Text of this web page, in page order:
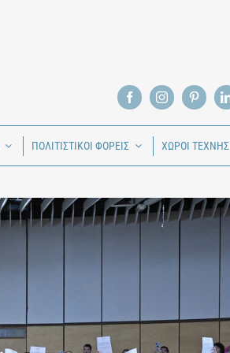
ΠΟΛΙΤΙΣΤΙΚΟΙ ΦΟΡΕΙΣ ΧΩΡΟΙ ΤΕΧΝΗΣ